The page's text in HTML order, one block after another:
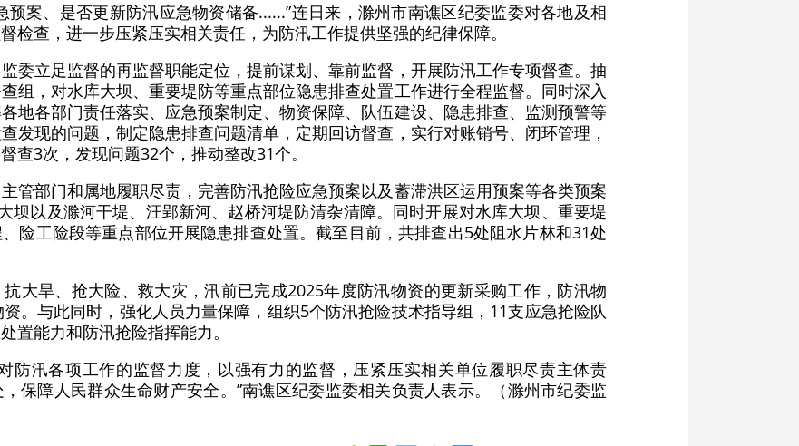
预案、是否更新防汛应急物资储备......”连日来，滁州市南谯区纪委监委对各地及相
检查，进一步压紧压实相关责任，为防汛工作提供坚强的纪律保障。
委立足监督的再监督职能定位，提前谋划、靠前监督，开展防汛工作专项督查。抽
组，对水库大坝、重要堤防等重点部位隐患排查处置工作进行全程监督。同时深入
地各部门责任落实、应急预案制定、物资保障、队伍建设、隐患排查、监测预警等
发现的问题，制定隐患排查问题清单，定期回访督查，实行对账销号、闭环管理，
查3次，发现问题32个，推动整改31个。
管部门和属地履职尽责，完善防汛抢险应急预案以及蓄滞洪区运用预案等各类预案
坝以及滁河干堤、汪郢新河、赵桥河堤防清杂清障。同时开展对水库大坝、重要堤
险工险段等重点部位开展隐患排查处置。截至目前，共排查出5处阻水片林和31处
大旱、抢大险、救大灾，汛前已完成2025年度防汛物资的更新采购工作，防汛物
。与此同时，强化人员力量保障，组织5个防汛抢险技术指导组，11支应急抢险队
置能力和防汛抢险指挥能力。
防汛各项工作的监督力度，以强有力的监督，压紧压实相关单位履职尽责主体责
保障人民群众生命财产安全。”南谯区纪委监委相关负责人表示。（滁州市纪委监